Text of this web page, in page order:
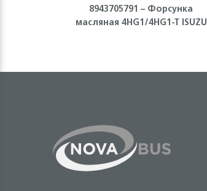
8943705791 – Форсунка
масляная 4HG1/4HG1-T ISUZU